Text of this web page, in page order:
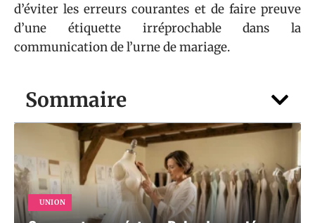
Sommaire
UNION
d’éviter les erreurs courantes et de faire preuve
d’une étiquette irréprochable dans la
communication de l’urne de mariage.